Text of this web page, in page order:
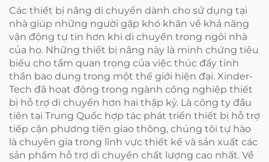
Các thiết bị nâng di chuyển dành cho sử dụng tại
nhà giúp những người gặp khó khăn về khả năng
vận động tự tin hơn khi di chuyển trong ngôi nhà
của họ. Những thiết bị nâng này là minh chứng tiêu
biểu cho tầm quan trọng của việc thúc đẩy tinh
thần bao dung trong một thế giới hiện đại. Xinder-
Tech đã hoạt động trong ngành công nghiệp thiết
bị hỗ trợ di chuyển hơn hai thập kỷ. Là công ty đầu
tiên tại Trung Quốc hợp tác phát triển thiết bị hỗ trợ
tiếp cận phương tiện giao thông, chúng tôi tự hào
là chuyên gia trong lĩnh vực thiết kế và sản xuất các
sản phẩm hỗ trợ di chuyển chất lượng cao nhất. Về